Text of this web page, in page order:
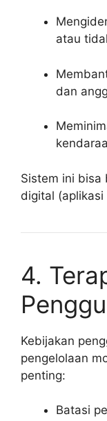
atau
dan
Sistem ini bisa
digital
4.
Kebijakan
pengelolaan
penting:
Batasi